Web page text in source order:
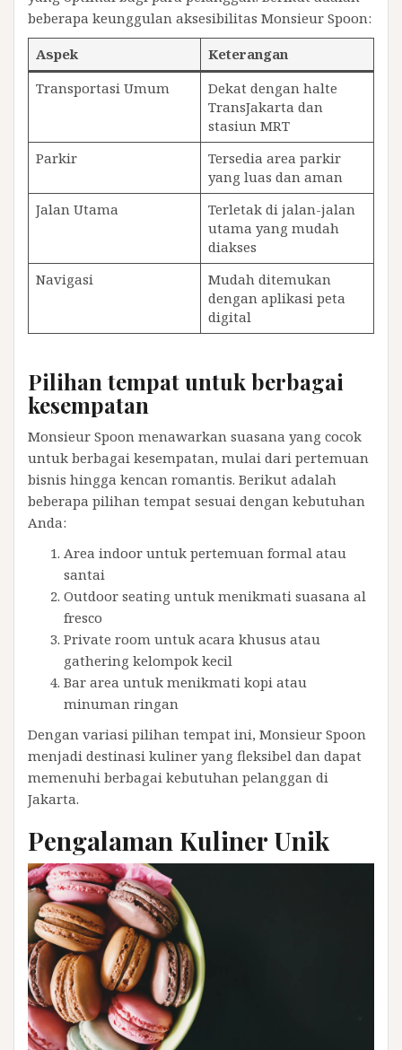
beberapa keunggulan aksesibilitas Monsieur Spoon:
Aspek
Keterangan
Transportasi Umum
Dekat dengan halte
TransJakarta dan
stasiun MRT
Parkir
Tersedia area parkir
yang luas dan aman
Jalan Utama
Terletak di jalan-jalan
utama yang mudah
diakses
Navigasi
Mudah ditemukan
dengan aplikasi peta
digital
Pilihan tempat untuk berbagai
kesempatan
Monsieur Spoon menawarkan suasana yang cocok
untuk berbagai kesempatan, mulai dari pertemuan
bisnis hingga kencan romantis. Berikut adalah
beberapa pilihan tempat sesuai dengan kebutuhan
Anda:
Area indoor untuk pertemuan formal atau
santai
Outdoor seating untuk menikmati suasana al
fresco
Private room untuk acara khusus atau
gathering kelompok kecil
Bar area untuk menikmati kopi atau
minuman ringan
Dengan variasi pilihan tempat ini, Monsieur Spoon
menjadi destinasi kuliner yang fleksibel dan dapat
memenuhi berbagai kebutuhan pelanggan di
Jakarta.
Pengalaman Kuliner Unik